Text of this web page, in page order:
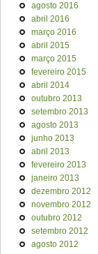
agosto 2016
abril 2016
março 2016
abril 2015
março 2015
fevereiro 2015
abril 2014
outubro 2013
setembro 2013
agosto 2013
junho 2013
abril 2013
fevereiro 2013
janeiro 2013
dezembro 2012
novembro 2012
outubro 2012
setembro 2012
agosto 2012